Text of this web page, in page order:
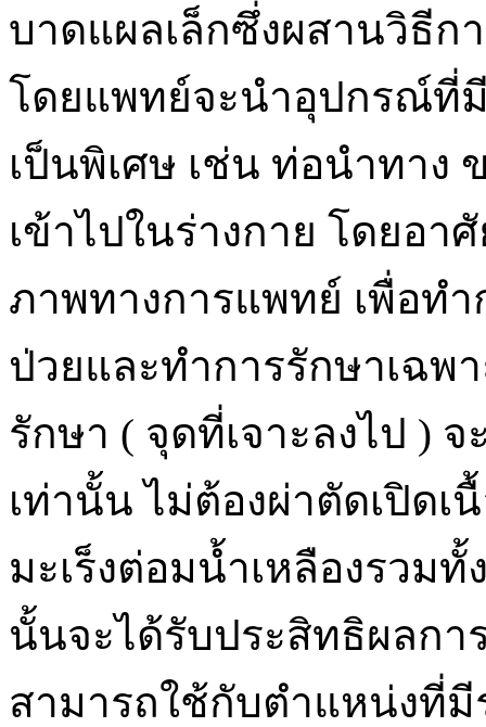
บาดแผลเล็กซึ่งผสานวิธีก
โดยแพทย์จะนำอุปกรณ์ที่
เป็นพิเศษ เช่น ท่อนำทาง
เข้าไปในร่างกาย โดยอ
ภาพทางการแพทย์ เพื่อท
ป่วยและทำการรักษาเฉพ
รักษา ( จุดที่เจาะลงไป )
เท่านั้น ไม่ต้องผ่าตัดเปิดเ
มะเร็งต่อมน้ำเหลืองรวม
นั้นจะได้รับประสิทธิผลก
สามารถใช้กับตำแหน่งที่มี